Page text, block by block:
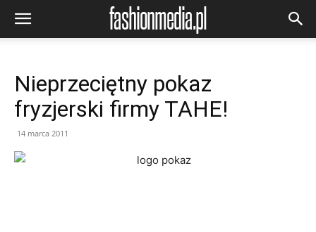
Nieprzeciętny pokaz
fryzjerski firmy TAHE!
14 marca 2011